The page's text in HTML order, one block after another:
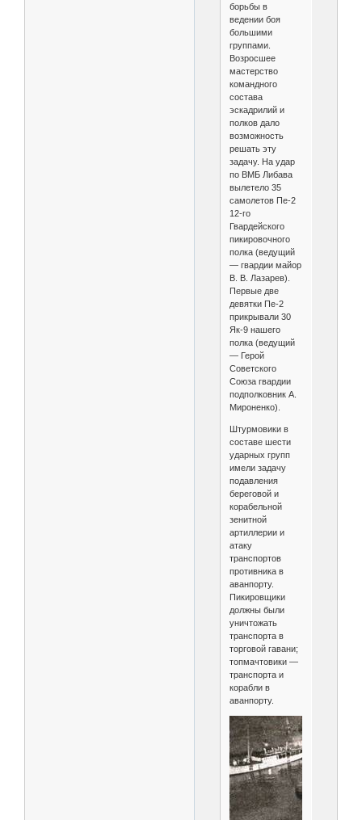
борьбы в
ведении боя
большими
группами.
Возросшее
мастерство
командного
состава
эскадрилий и
полков дало
возможность
решать эту
задачу. На удар
по ВМБ Либава
вылетело 35
самолетов Пе-2
12-го
Гвардейского
пикировочного
полка (ведущий
— гвардии майор
В. В. Лазарев).
Первые две
девятки Пе-2
прикрывали 30
Як-9 нашего
полка (ведущий
— Герой
Советского
Союза гвардии
подполковник А.
Мироненко).
Штурмовики в
составе шести
ударных групп
имели задачу
подавления
береговой и
корабельной
зенитной
артиллерии и
атаку
транспортов
противника в
аванпорту.
Пикировщики
должны были
уничтожать
транспорта в
торговой гавани;
топмачтовики —
транспорта и
корабли в
аванпорту.